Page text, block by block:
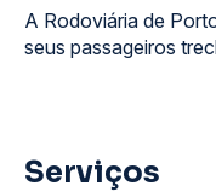
A Rodoviária de
seus passageiros
Serviços